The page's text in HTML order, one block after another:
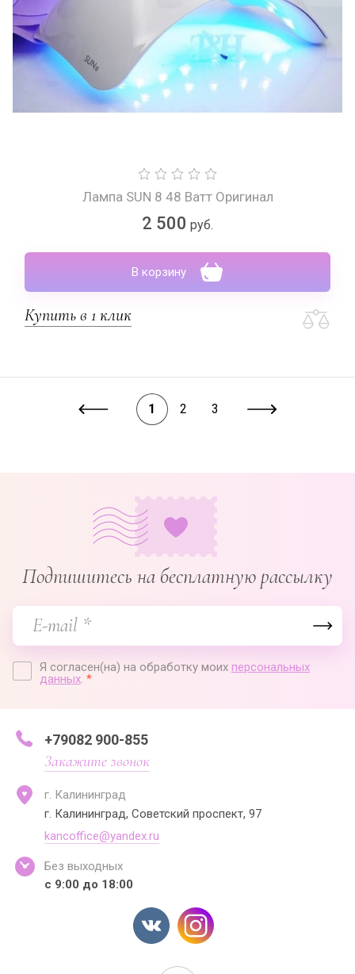
Лампа SUN 8 48 Ватт Оригинал
2 500 руб.
В корзину
Купить в 1 клик
1 2 3
Подпишитесь на бесплатную рассылку
Я согласен(на) на обработку моих персональных
данных. *
+79082 900-855
Закажите звонок
г. Калининград
г. Калининград, Советский проспект, 97
kancoffice@yandex.ru
Без выходных
с 9:00 до 18:00